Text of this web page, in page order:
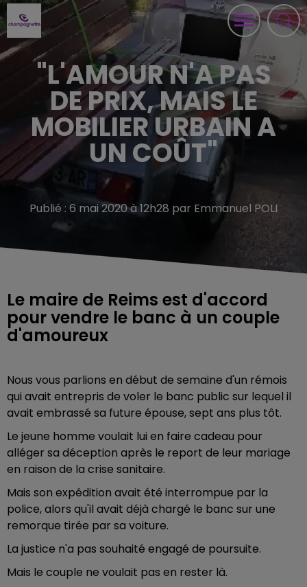
"L'AMOUR N'A PAS
DE PRIX, MAIS LE
MOBILIER URBAIN A
UN COÛT"
Publié : 6 mai 2020 à 12h28 par Emmanuel POLI
Le maire de Reims est d'accord
pour vendre le banc à un couple
d'amoureux
Nous vous parlions en début de semaine d'un rémois
qui avait entrepris de voler le banc public sur lequel il
avait embrassé sa future épouse, sept ans plus tôt.
Le jeune homme voulait lui en faire cadeau pour
alléger sa déception après le report de leur mariage
en raison de la crise sanitaire.
Mais son expédition avait été interrompue par la
police, alors qu'il avait déjà chargé le banc sur une
remorque tirée par sa voiture.
La justice n'a pas souhaité engagé de poursuite.
Mais le couple ne voulait pas en rester là.